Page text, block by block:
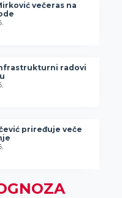
večeras na
radovi
priređuje veče